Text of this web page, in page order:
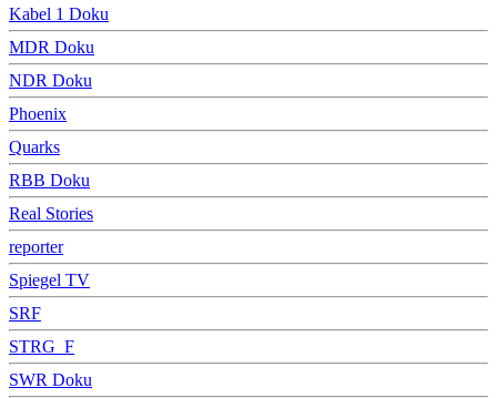
Kabel 1 Doku
MDR Doku
NDR Doku
Phoenix
Quarks
RBB Doku
Real Stories
reporter
Spiegel TV
SRF
STRG_F
SWR Doku